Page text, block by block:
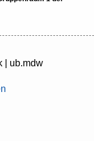
| ub.mdw